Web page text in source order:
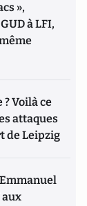
»,
à LFI,
? Voilà ce
attaques
de Leipzig
aux